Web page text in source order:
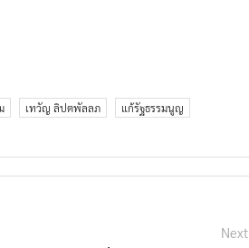
เทวัญ ลิปตพัลลภ แก้รัฐธรรมนูญ
Next